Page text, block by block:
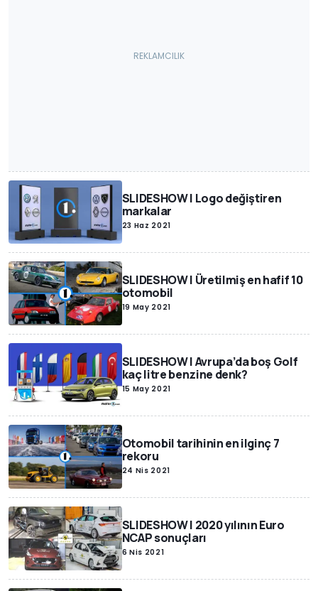
SLIDESHOW | Logo değiştiren
markalar
23 Haz 2021
SLIDESHOW | Üretilmiş en hafif 10
otomobil
19 May 2021
SLIDESHOW | Avrupa’da boş Golf
kaç litre benzine denk?
15 May 2021
Otomobil tarihinin en ilginç 7
rekoru
24 Nis 2021
SLIDESHOW | 2020 yılının Euro
NCAP sonuçları
6 Nis 2021